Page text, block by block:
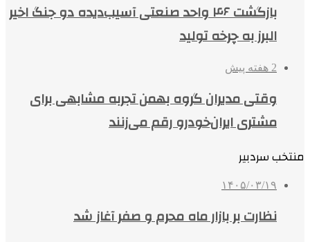
بازگشت ۴۶ واحد صنعتی آسیب‌دیده دو جنگ اخیر
البرز به چرخه تولید
2 هفته پیش
وقتی مدیران گروه بهمن تجربه مشابهی برای
مشتری ایران‌خودرو رقم می‌زنند
منتخب سردبیر
۱۴۰۵/۰۳/۱۹
نظارت بر بازار ماه محرم و صفر آغاز شد